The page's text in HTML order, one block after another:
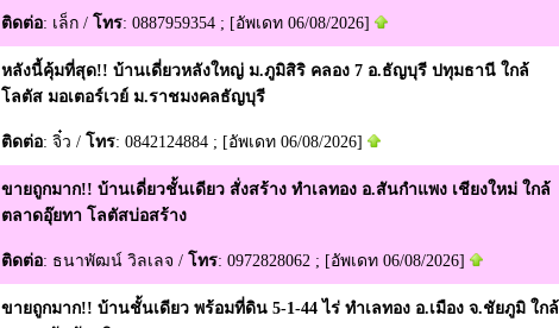
ติดต่อ: เล็ก / โทร: 0887959354 ; [อัพเดท 06/08/2026]
หลังนี้คุ้มที่สุด!! บ้านเดี่ยวหลังใหญ่ ม.ภูมิสิริ คลอง 7 อ.ธัญบุรี ปทุมธานี ใกล้
โลตัส มอเตอร์เวย์ ม.ราชมงคลธัญบุรี
ติดต่อ: จิ๋ว / โทร: 0842124884 ; [อัพเดท 06/08/2026]
ขายถูกมาก!! บ้านเดี่ยวชั้นเดียว สั่งสร้าง ทำเลทอง อ.สันกำแพง เชียงใหม่ ใกล้
ตลาดอุ๊ยทา โลตัสบ่อสร้าง
ติดต่อ: ธนาพัฒน์ วิลเลจ / โทร: 0972828062 ; [อัพเดท 06/08/2026]
ขายถูกมาก!! บ้านชั้นเดียว พร้อมที่ดิน 5-1-44 ไร่ ทำเลทอง อ.เมือง จ.ชัยภูมิ ใกล้